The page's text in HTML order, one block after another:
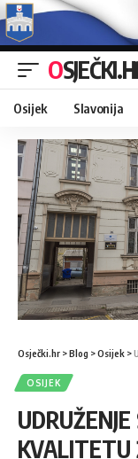
Osijek Slavonija
Osječki.hr >Blog >Osijek >
OSIJEK
KVALITETU